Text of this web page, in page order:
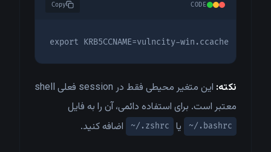
CODE
Copy
export KRB5CCNAME=vulncity-win.ccache
نکته:
این متغیر محیطی فقط در session فعلی shell
معتبر است. برای استفاده دائمی، آن را به فایل
~/.bashrc یا ~/.zshrc اضافه کنید.